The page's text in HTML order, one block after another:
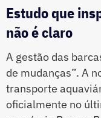
Estudo que
não é claro
A gestão das
de mudanças”. A
transporte
oficialmente no